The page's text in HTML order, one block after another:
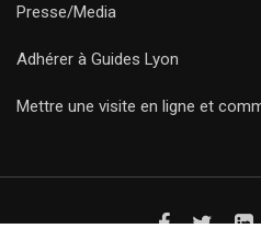
Presse/Media
Adhérer à Guides Lyon
Mettre une visite en ligne et